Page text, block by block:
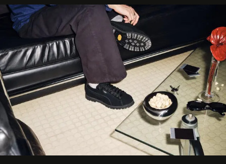
y la filosofía detrás de la propuesta.